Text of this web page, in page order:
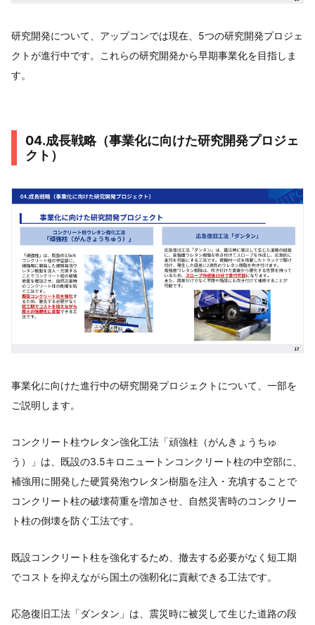
研究開発について、アップコンでは現在、5つの研究開発プロジェ
クトが進行中です。これらの研究開発から早期事業化を目指しま
す。
04.成長戦略（事業化に向けた研究開発プロジェ
クト）
事業化に向けた進行中の研究開発プロジェクトについて、一部を
ご説明します。
コンクリート柱ウレタン強化工法「頑強柱（がんきょうちゅ
う）」は、既設の3.5キロニュートンコンクリート柱の中空部に、
補強用に開発した硬質発泡ウレタン樹脂を注入・充填することで
コンクリート柱の破壊荷重を増加させ、自然災害時のコンクリー
ト柱の倒壊を防ぐ工法です。
既設コンクリート柱を強化するため、撤去する必要がなく短工期
でコストを抑えながら国土の強靭化に貢献できる工法です。
応急復旧工法「ダンタン」は、震災時に被災して生じた道路の段